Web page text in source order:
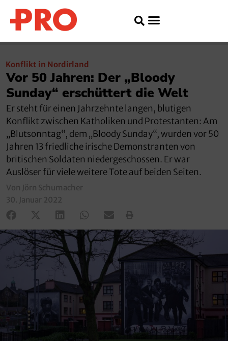
Konflikt in Nordirland
Vor 50 Jahren: Der „Bloody
Sunday“ erschüttert die Welt
Er steht für einen Jahrzehnte langen, blutigen
Konflikt zwischen Katholiken und Protestanten: Am
„Blutsonntag“, dem „Bloody Sunday“, wurden vor 50
Jahren 13 friedliche irische Demonstranten von
britischen Soldaten niedergeschossen. Er war
Auslöser für viele weitere Tote auf beiden Seiten.
Von Jörn Schumacher
30. Januar 2022